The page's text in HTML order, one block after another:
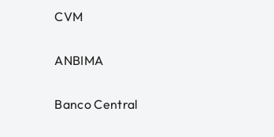
CVM
ANBIMA
Banco Central